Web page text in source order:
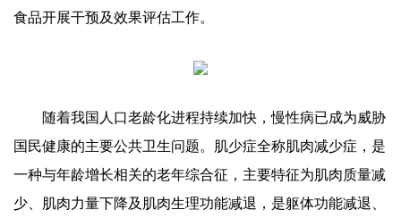
食品开展干预及效果评估工作。
随着我国人口老龄化进程持续加快，慢性病已成为威胁
国民健康的主要公共卫生问题。肌少症全称肌肉减少症，是
一种与年龄增长相关的老年综合征，主要特征为肌肉质量减
少、肌肉力量下降及肌肉生理功能减退，是躯体功能减退、